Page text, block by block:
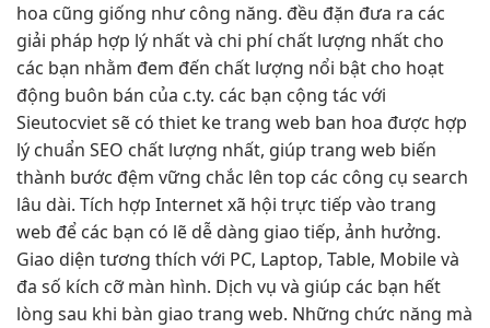
hoa cũng giống như công năng. đều đặn đưa ra các
giải pháp hợp lý nhất và chi phí chất lượng nhất cho
các bạn nhằm đem đến chất lượng nổi bật cho hoạt
động buôn bán của c.ty. các bạn cộng tác với
Sieutocviet sẽ có thiet ke trang web ban hoa được hợp
lý chuẩn SEO chất lượng nhất, giúp trang web biến
thành bước đệm vững chắc lên top các công cụ search
lâu dài. Tích hợp Internet xã hội trực tiếp vào trang
web để các bạn có lẽ dễ dàng giao tiếp, ảnh hưởng.
Giao diện tương thích với PC, Laptop, Table, Mobile và
đa số kích cỡ màn hình. Dịch vụ và giúp các bạn hết
lòng sau khi bàn giao trang web. Những chức năng mà